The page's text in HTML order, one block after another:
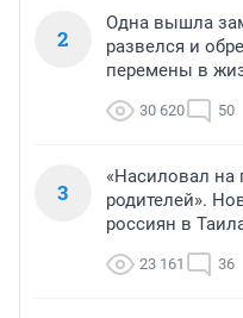
2
Одна вышла
развелся и
перемены в
30 620 50
3
«Насиловал на
родителей».
россиян в
23 161 36